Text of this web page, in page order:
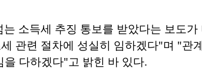
소득세 추징 통보를 받았다는 보도
관련 절차에 성실히 임하겠다"며 "관
다하겠다"고 밝힌 바 있다.